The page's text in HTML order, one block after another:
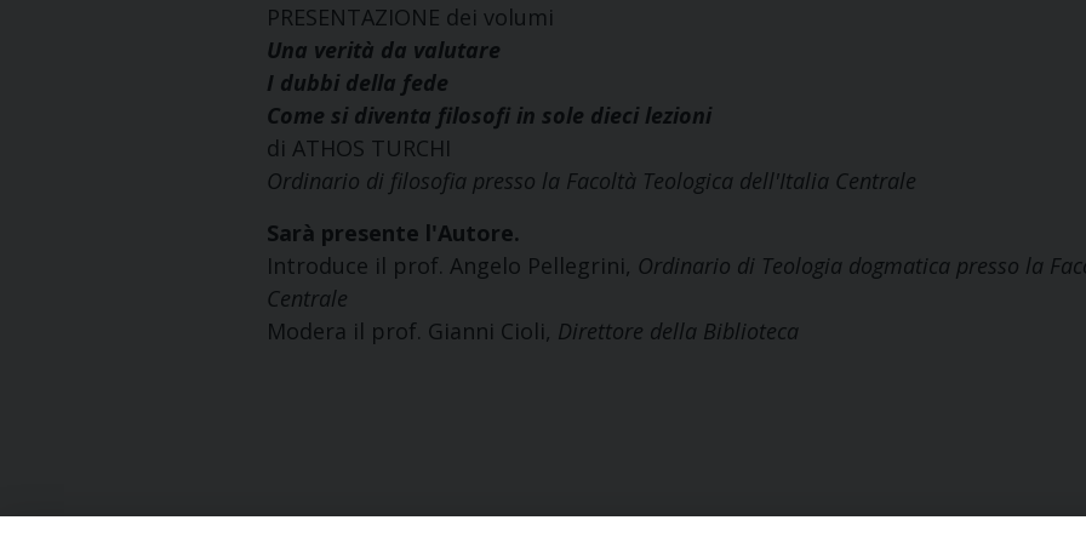
PRESENTAZIONE dei volumi
Una verità da valutare
I dubbi della fede
Come si diventa filosofi in sole dieci lezioni
di ATHOS TURCHI
Ordinario di filosofia presso la Facoltà Teologica dell'Italia Centrale
Sarà presente l'Autore.
Introduce il prof. Angelo Pellegrini, Ordinario di Teologia dogmatica presso la
Centrale
Modera il prof. Gianni Cioli, Direttore della Biblioteca